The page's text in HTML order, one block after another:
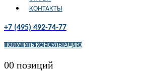
КОНТАКТЫ
+7 (495) 492-74-77
ПОЛУЧИТЬ КОНСУЛЬТАЦИЮ
00 позиций